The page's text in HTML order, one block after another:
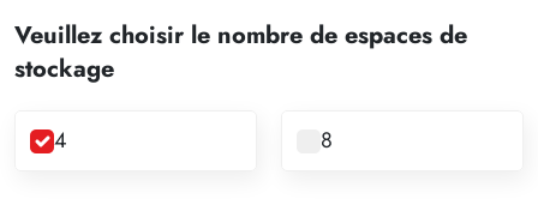
Veuillez choisir le nombre de espaces de
stockage
4 8